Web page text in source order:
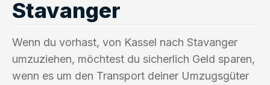
Stavanger
Wenn du vorhast, von Kassel nach Stavanger
umzuziehen, möchtest du sicherlich Geld sparen,
wenn es um den Transport deiner Umzugsgüter